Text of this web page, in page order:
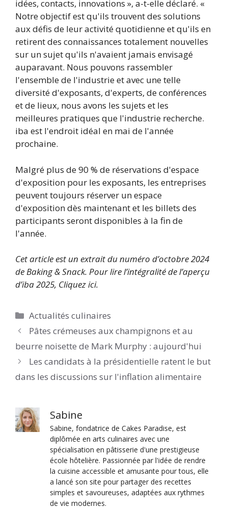
idées, contacts, innovations », a-t-elle déclaré. «
Notre objectif est qu'ils trouvent des solutions
aux défis de leur activité quotidienne et qu'ils en
retirent des connaissances totalement nouvelles
sur un sujet qu'ils n'avaient jamais envisagé
auparavant. Nous pouvons rassembler
l'ensemble de l'industrie et avec une telle
diversité d'exposants, d'experts, de conférences
et de lieux, nous avons les sujets et les
meilleures pratiques que l'industrie recherche.
iba est l'endroit idéal en mai de l'année
prochaine.
Malgré plus de 90 % de réservations d'espace
d'exposition pour les exposants, les entreprises
peuvent toujours réserver un espace
d'exposition dès maintenant et les billets des
participants seront disponibles à la fin de
l'année.
Cet article est un extrait du numéro d’octobre 2024
de Baking & Snack. Pour lire l’intégralité de l’aperçu
d’iba 2025, Cliquez ici.
Catégories
Actualités culinaires
Pâtes crémeuses aux champignons et au
beurre noisette de Mark Murphy : aujourd'hui
Les candidats à la présidentielle ratent le but
dans les discussions sur l'inflation alimentaire
Sabine
Sabine, fondatrice de Cakes Paradise, est
diplômée en arts culinaires avec une
spécialisation en pâtisserie d'une prestigieuse
école hôtelière. Passionnée par l'idée de rendre
la cuisine accessible et amusante pour tous, elle
a lancé son site pour partager des recettes
simples et savoureuses, adaptées aux rythmes
de vie modernes.